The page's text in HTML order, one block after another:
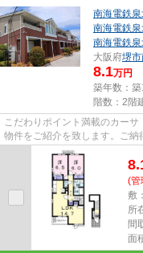
南海電鉄泉
南海電鉄泉
南海電鉄泉
大阪府堺市
8.1万円
築年数：築
階数：2階
こだわりポイント満載のカー
物件をご紹介を致します。ご
うぞこちらからご利用ください。
(管
敷
所
間
面